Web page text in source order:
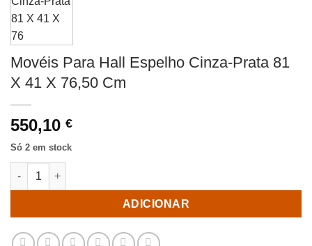
Movéis Para Hall Espelho Cinza-Prata 81
X 41 X 76,50 Cm
550,10 €
Só 2 em stock
Quantidade de Movéis Para Hall Espelho Cinza-Prata 81 X 41 X
ADICIONAR